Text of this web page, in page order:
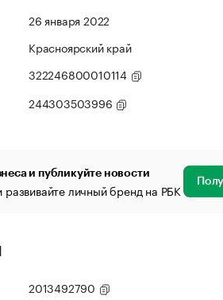
26 января 2022
Красноярский край
322246800010114
244303503996
и публикуйте новости
личный бренд на РБК
2013492790